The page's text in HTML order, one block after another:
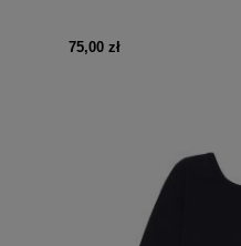
75,00 zł